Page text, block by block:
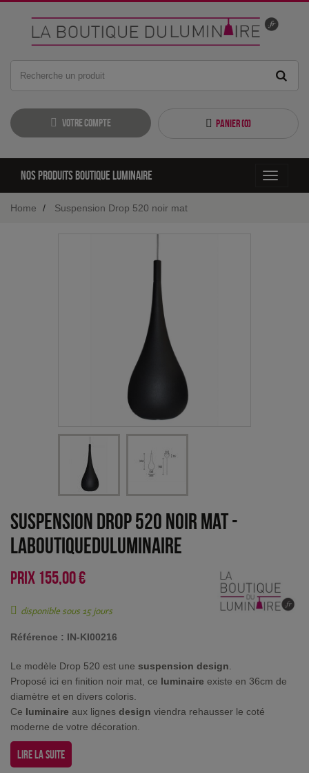
Votre compte Panier (0)
Toggle
Nos produits boutique luminaire
Home Suspension Drop 520 noir mat
Suspension Drop 520 noir mat-
LaBoutiqueDuLuminaire
PRIX 155,00 €
disponible sous 15 jours
Référence : IN-KI00216
Le modèle Drop 520 est une suspension design.
Proposé ici en finition noir mat, ce luminaire existe en 36cm de
diamètre et en divers coloris.
Ce luminaire aux lignes design viendra rehausser le coté
moderne de votre décoration.
Lire la suite